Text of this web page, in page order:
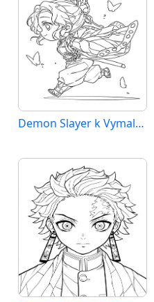
Demon Slayer k Vymalování